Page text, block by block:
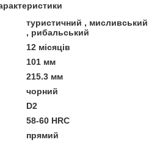
туристичний , мисливський
, рибальський
12 місяців
101 мм
215.3 мм
чорний
D2
58-60 HRC
прямий